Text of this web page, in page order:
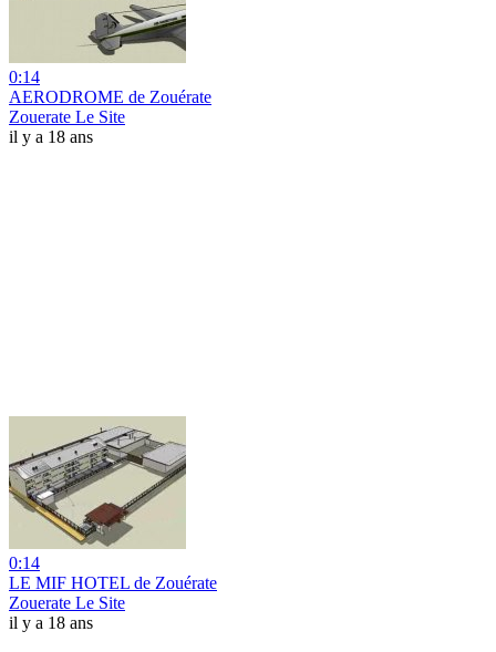
0:14
AERODROME de Zouérate
Zouerate Le Site
il y a 18 ans
0:14
LE MIF HOTEL de Zouérate
Zouerate Le Site
il y a 18 ans